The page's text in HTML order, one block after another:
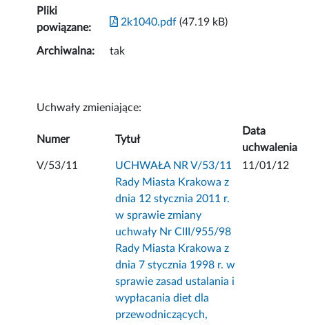
Pliki
powiązane:
2k1040.pdf (47.19 kB)
Archiwalna: tak
Uchwały zmieniające:
Numer Tytuł
Data
uchwalenia
V/53/11
UCHWAŁA NR V/53/11
Rady Miasta Krakowa z
dnia 12 stycznia 2011 r.
w sprawie zmiany
uchwały Nr CIII/955/98
Rady Miasta Krakowa z
dnia 7 stycznia 1998 r. w
sprawie zasad ustalania i
wypłacania diet dla
przewodniczących,
11/01/12